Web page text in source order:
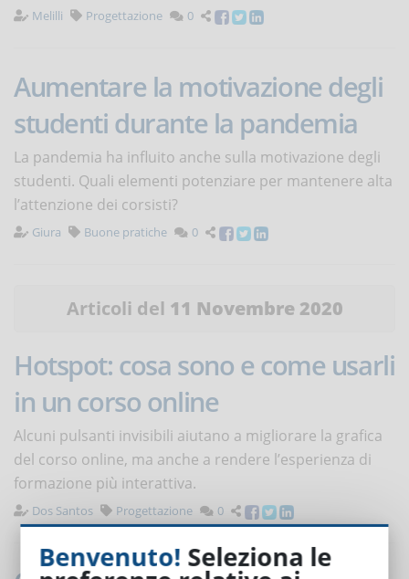
Melilli Progettazione 0
Aumentare la motivazione degli
studenti durante la pandemia
La pandemia ha influito anche sulla motivazione degli
studenti. Quali elementi potenziare per mantenere alta
l’attenzione dei corsisti?
Giura Buone pratiche 0
Articoli del 11 Novembre 2020
Hotspot: cosa sono e come usarli
in un corso online
Alcuni pulsanti invisibili aiutano a migliorare la grafica
del corso online, ma anche a rendere l’esperienza di
formazione più interattiva.
Dos Santos Progettazione 0
Benvenuto! Seleziona le